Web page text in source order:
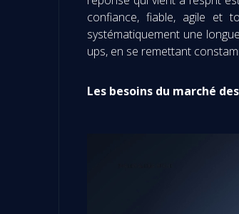
confiance, fiable, agile et
systématiquement une
ups, en se remettant
Les besoins du marché